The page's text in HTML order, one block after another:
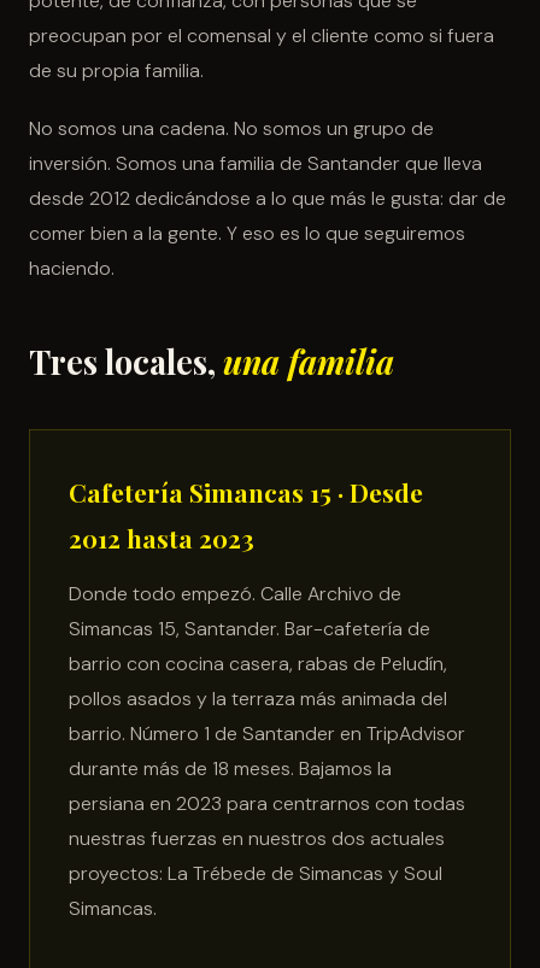
preocupan por el comensal y el cliente como si fuera
de su propia familia.
No somos una cadena. No somos un grupo de
inversión. Somos una familia de Santander que lleva
desde 2012 dedicándose a lo que más le gusta: dar de
comer bien a la gente. Y eso es lo que seguiremos
haciendo.
Tres locales,una familia
Cafetería Simancas 15 · Desde
2012 hasta 2023
Donde todo empezó. Calle Archivo de
Simancas 15, Santander. Bar-cafetería de
barrio con cocina casera, rabas de Peludín,
pollos asados y la terraza más animada del
barrio. Número 1 de Santander en TripAdvisor
durante más de 18 meses. Bajamos la
persiana en 2023 para centrarnos con todas
nuestras fuerzas en nuestros dos actuales
proyectos: La Trébede de Simancas y Soul
Simancas.